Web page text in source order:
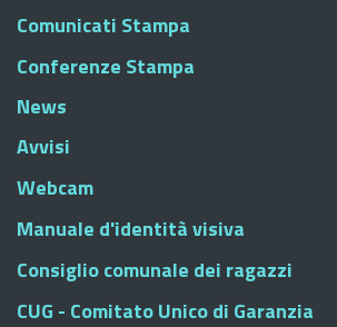
Comunicati Stampa
Conferenze Stampa
News
Avvisi
Webcam
Manuale d'identità visiva
Consiglio comunale dei ragazzi
CUG - Comitato Unico di Garanzia